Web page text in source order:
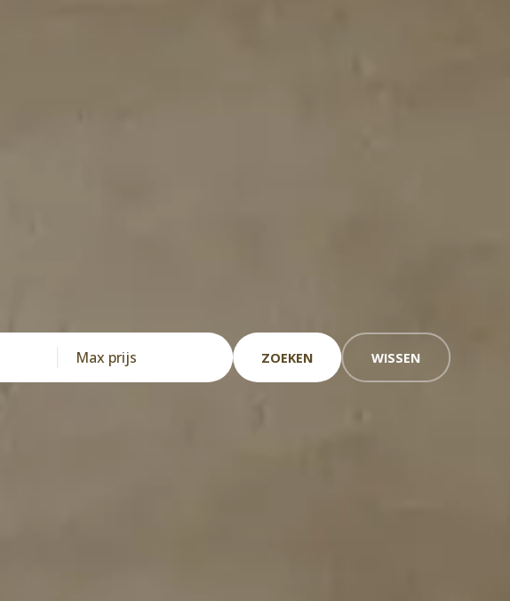
ZOEKEN WISSEN